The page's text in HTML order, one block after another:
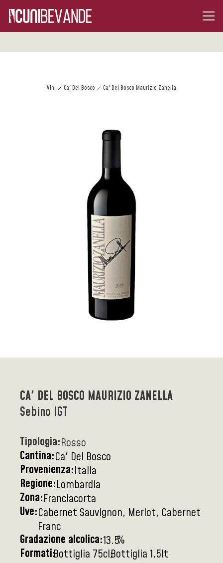
Vini Ca' Del Bosco Ca' Del Bosco Maurizio Zanella
CA' DEL BOSCO MAURIZIO ZANELLA
Sebino IGT
Tipologia:Rosso
Cantina:Ca' Del Bosco
Provenienza:Italia
Regione:Lombardia
Zona:Franciacorta
Uve:Cabernet Sauvignon, Merlot, Cabernet
Franc
Gradazione alcolica:13.5%
Formati:Bottiglia 75clBottiglia 1,5lt